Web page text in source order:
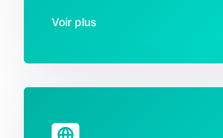
Voir plus